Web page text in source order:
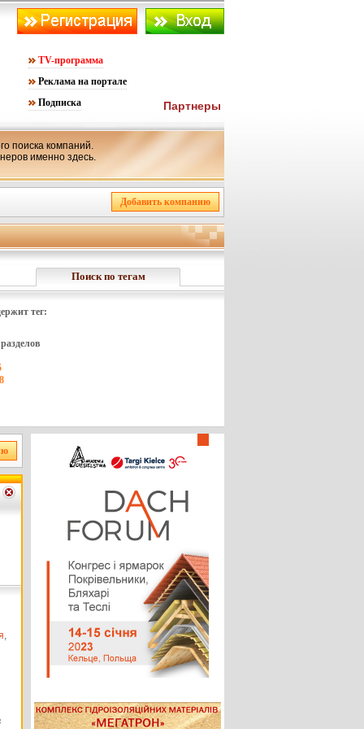
TV-программа
Реклама на портале
Подписка
Партнеры
поиска компаний.
именно здесь.
Поиск по тегам
тег:
,